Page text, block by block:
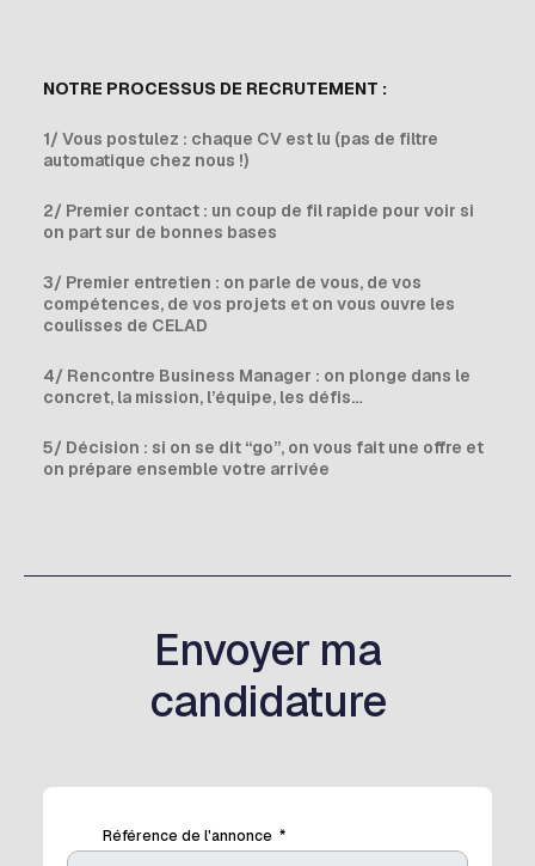
NOTRE PROCESSUS DE RECRUTEMENT :
1/ Vous postulez : chaque CV est lu (pas de filtre
automatique chez nous !)
2/ Premier contact : un coup de fil rapide pour voir si
on part sur de bonnes bases
3/ Premier entretien : on parle de vous, de vos
compétences, de vos projets et on vous ouvre les
coulisses de CELAD
4/ Rencontre Business Manager : on plonge dans le
concret, la mission, l’équipe, les défis…
5/ Décision : si on se dit “go”, on vous fait une offre et
on prépare ensemble votre arrivée
Envoyer ma
candidature
Référence de l'annonce